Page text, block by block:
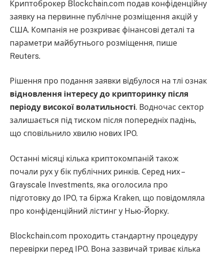
Криптоброкер Blockchain.com подав конфіденційну
заявку на первинне публічне розміщення акцій у
США. Компанія не розкриває фінансові деталі та
параметри майбутнього розміщення, пише
Reuters.
Рішення про подання заявки відбулося на тлі ознак
відновлення інтересу до крипторинку після
періоду високої волатильності. Водночас сектор
залишається під тиском після попередніх падінь,
що сповільнило хвилю нових IPO.
Останні місяці кілька криптокомпаній також
почали рух у бік публічних ринків. Серед них –
Grayscale Investments, яка оголосила про
підготовку до IPO, та біржа Kraken, що повідомляла
про конфіденційний лістинг у Нью-Йорку.
Blockchain.com проходить стандартну процедуру
перевірки перед IPO. Вона зазвичай триває кілька